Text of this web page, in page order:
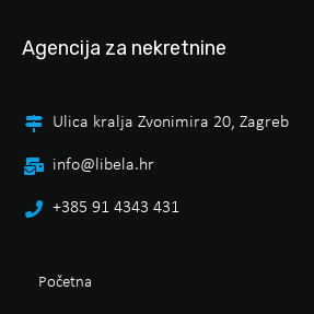
Agencija za nekretnine
Ulica kralja Zvonimira 20, Zagreb
info@libela.hr
+385 91 4343 431
Početna